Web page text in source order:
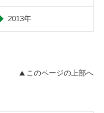
2013年
このページの上部へ